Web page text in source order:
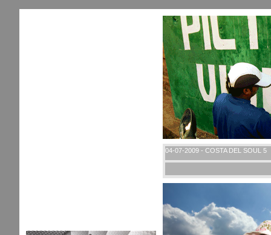
04-07-2009 - COSTA DEL SOUL 5